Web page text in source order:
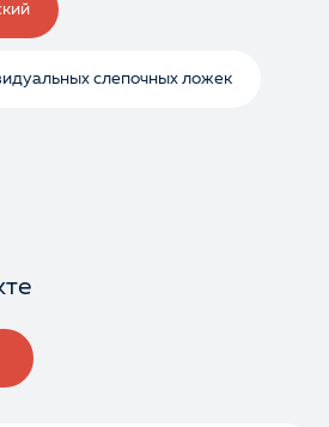
слепочных ложек